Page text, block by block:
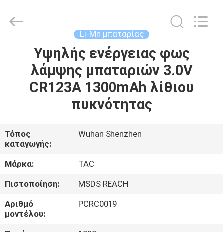
ΣΠΊΤΙ
ΠΡΟΪΌΝΤΑ
ΠΕΡΊΠΟΥ
ΕΜΕΊΣ
ΓΎΡΟΣ
ΕΡΓΟΣΤΑΣΊΩΝ
Energy
Technology
Li-Mn μπαταρίας
Υψηλής ενέργειας φως
λάμψης μπαταριών 3.0V
CR123A 1300mAh λίθιου
πυκνότητας
Τόπος
καταγωγής:
Wuhan Shenzhen
Μάρκα:
TAC
Πιστοποίηση:
MSDS REACH
Αριθμό
μοντέλου:
PCRC0019